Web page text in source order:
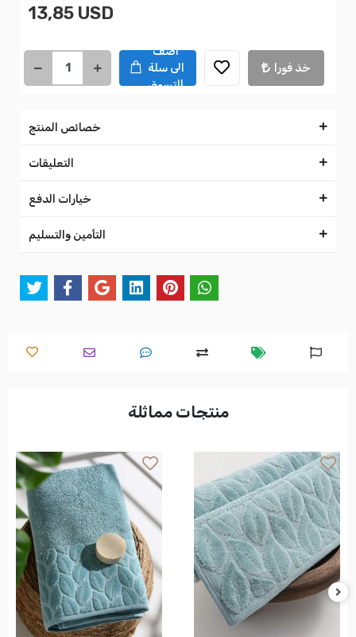
13,85 USD
اضف
الى سلة
التسوق
خذ فورا
خصائص المنتج
التعليقات
خيارات الدفع
التأمين والتسليم
منتجات مماثلة